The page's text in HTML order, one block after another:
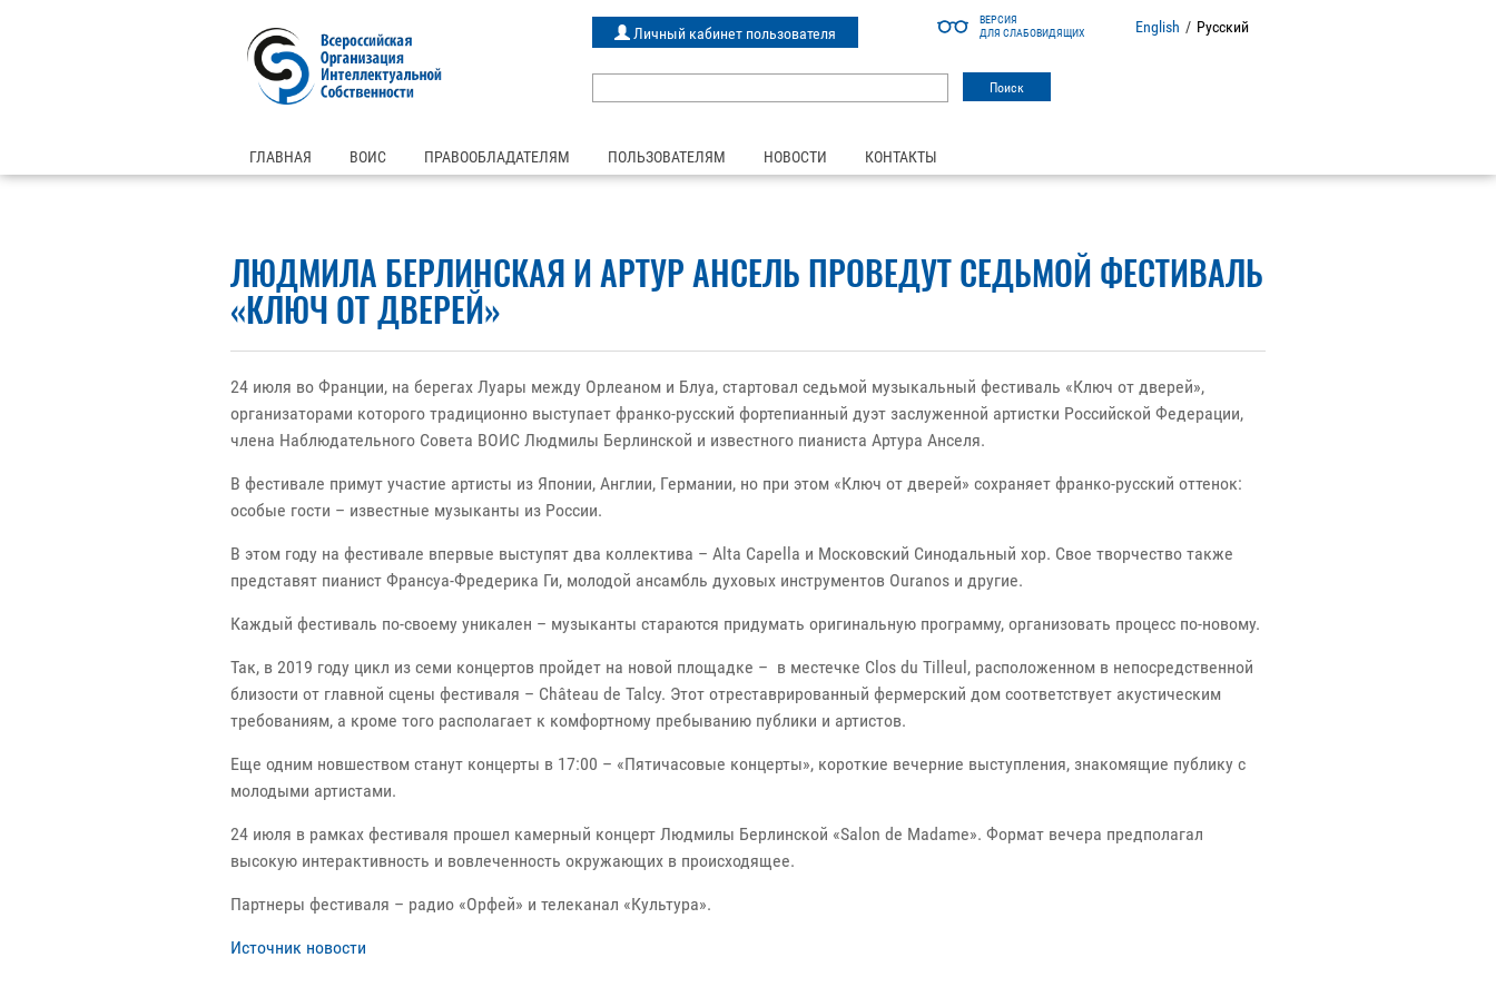
ВЕРСИЯ
ДЛЯ СЛАБОВИДЯЩИХ
English / Русский
Личный кабинет пользователя
ГЛАВНАЯ ВОИС ПРАВООБЛАДАТЕЛЯМ ПОЛЬЗОВАТЕЛЯМ НОВОСТИ КОНТАКТЫ
ЛЮДМИЛА БЕРЛИНСКАЯ И АРТУР АНСЕЛЬ ПРОВЕДУТ СЕДЬМОЙ ФЕСТИВАЛЬ
«КЛЮЧ ОТ ДВЕРЕЙ»
24 июля во Франции, на берегах Луары между Орлеаном и Блуа, стартовал седьмой музыкальный фестиваль «Ключ от дверей»,
организаторами которого традиционно выступает франко-русский фортепианный дуэт заслуженной артистки Российской Федерации,
члена Наблюдательного Совета ВОИС Людмилы Берлинской и известного пианиста Артура Анселя.
В фестивале примут участие артисты из Японии, Англии, Германии, но при этом «Ключ от дверей» сохраняет франко-русский оттенок:
особые гости – известные музыканты из России.
В этом году на фестивале впервые выступят два коллектива – Alta Capella и Московский Синодальный хор. Свое творчество также
представят пианист Франсуа-Фредерика Ги, молодой ансамбль духовых инструментов Ouranos и другие.
Каждый фестиваль по-своему уникален – музыканты стараются придумать оригинальную программу, организовать процесс по-новому.
Так, в 2019 году цикл из семи концертов пройдет на новой площадке – в местечке Clos du Tilleul, расположенном в непосредственной
близости от главной сцены фестиваля – Château de Talcy. Этот отреставрированный фермерский дом соответствует акустическим
требованиям, а кроме того располагает к комфортному пребыванию публики и артистов.
Еще одним новшеством станут концерты в 17:00 – «Пятичасовые концерты», короткие вечерние выступления, знакомящие публику с
молодыми артистами.
24 июля в рамках фестиваля прошел камерный концерт Людмилы Берлинской «Salon de Madame». Формат вечера предполагал
высокую интерактивность и вовлеченность окружающих в происходящее.
Партнеры фестиваля – радио «Орфей» и телеканал «Культура».
Источник новости